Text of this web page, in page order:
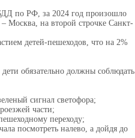
по РФ, за 2024 год произошло
Москва, на второй строчке Санкт-
детей-пешеходов, что на 2%
обязательно должны соблюдать
сигнал светофора;
части;
переходу;
посмотреть налево, а дойдя до